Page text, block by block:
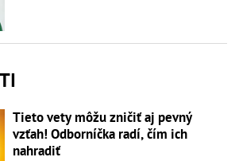
Tieto vety môžu zničiť aj pevný
vzťah! Odborníčka radí, čím ich
nahradiť